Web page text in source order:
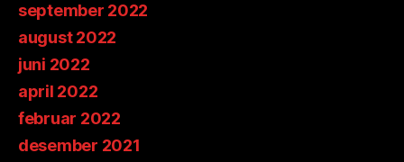
september 2022
august 2022
juni 2022
april 2022
februar 2022
desember 2021